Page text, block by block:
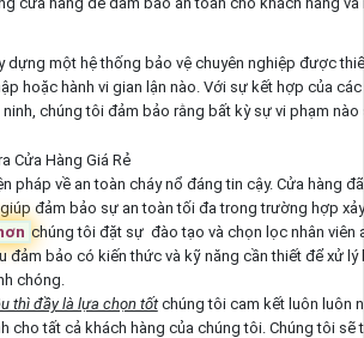
dựng một hệ thống bảo vệ chuyên nghiệp được
hoặc hành vi gian lận nào. Với sự kết hợp của
chúng tôi đảm bảo rằng bất kỳ sự vi phạm
pháp về an toàn cháy nổ đáng tin cậy. Cửa hàng
đảm bảo sự an toàn tối đa trong trường hợp
chúng tôi đặt sự đào tạo và chọn lọc nhân viên
đảm bảo có kiến thức và kỹ năng cần thiết để xử
chóng.
thì đầy là lựa chọn tốtchúng tôi cam kết luôn luôn
cho tất cả khách hàng của chúng tôi. Chúng tôi